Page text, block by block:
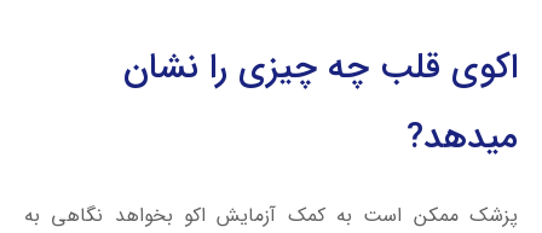
اکوی قلب چه چیزی را نشان
میدهد?
پزشک ممکن است به کمک آزمایش اکو بخواهد نگاهی به